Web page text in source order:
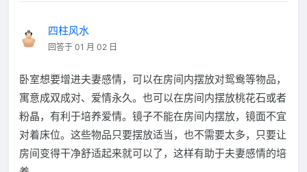
四柱风水
回答于 01 月 02 日
卧室想要增进夫妻感情，可以在房间内摆放对鸳鸯等物品，
寓意成双成对、爱情永久。也可以在房间内摆放桃花石或者
粉晶，有利于培养爱情。镜子不能在房间内摆放，镜面不宜
对着床位。这些物品只要摆放适当，也不需要太多，只要让
房间变得干净舒适起来就可以了，这样有助于夫妻感情的培